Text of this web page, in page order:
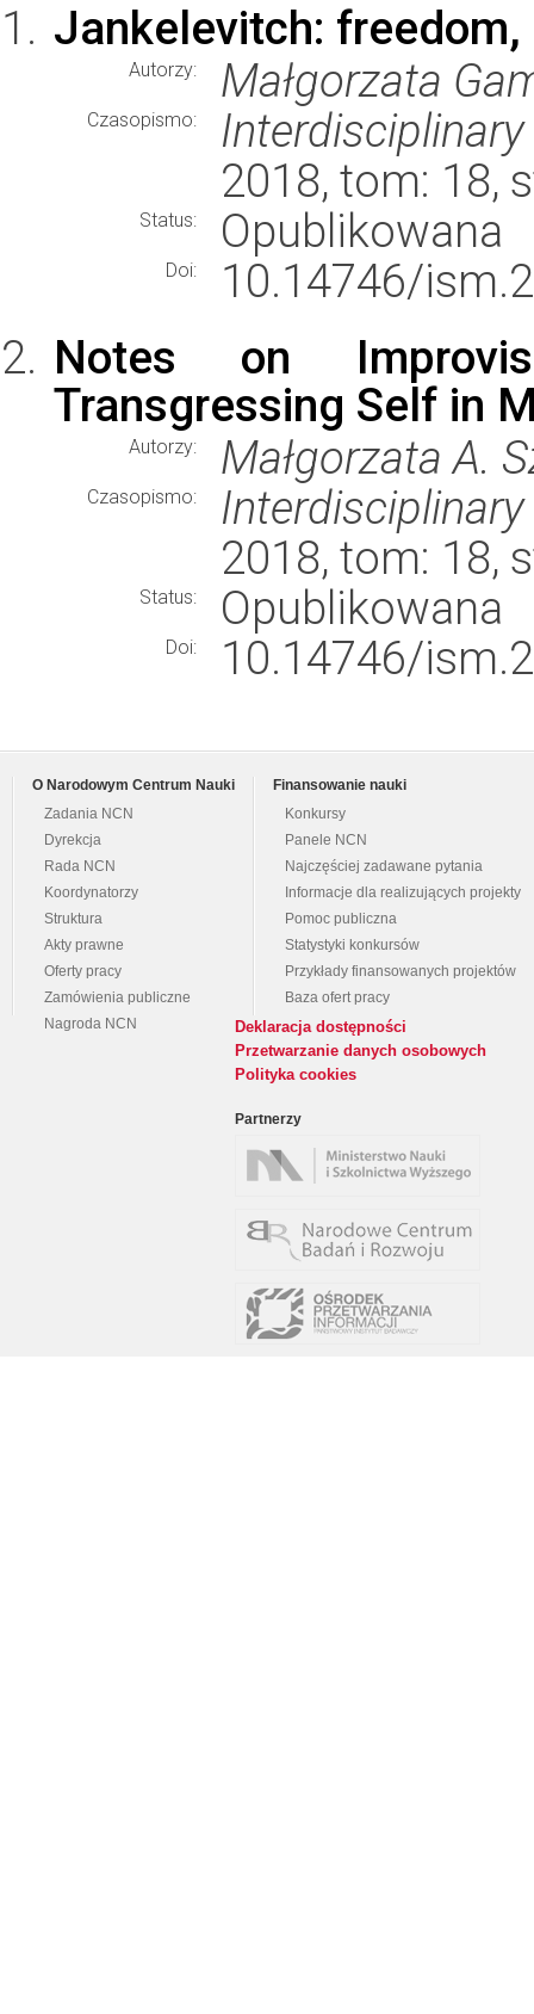
Jankelevitch:
Autorzy: Małgorzata
Czasopismo:
2018, tom: 18,
Status: Opublikowana
Doi:
10.14746/
Notes on
Transgressing Self in
Autorzy: Małgorzata A.
Czasopismo:
2018, tom: 18,
Status: Opublikowana
Doi: 10.14746/
O Narodowym Centrum Nauki
Zadania NCN
Dyrekcja
Rada NCN
Koordynatorzy
Struktura
Akty prawne
Oferty pracy
Zamówienia publiczne
Nagroda NCN
Finansowanie nauki
Konkursy
Panele NCN
Najczęściej zadawane pytania
Informacje dla realizujących projekty
Pomoc publiczna
Statystyki konkursów
Przykłady finansowanych projektów
Baza ofert pracy
Deklaracja dostępności
Przetwarzanie danych osobowych
Polityka cookies
Partnerzy